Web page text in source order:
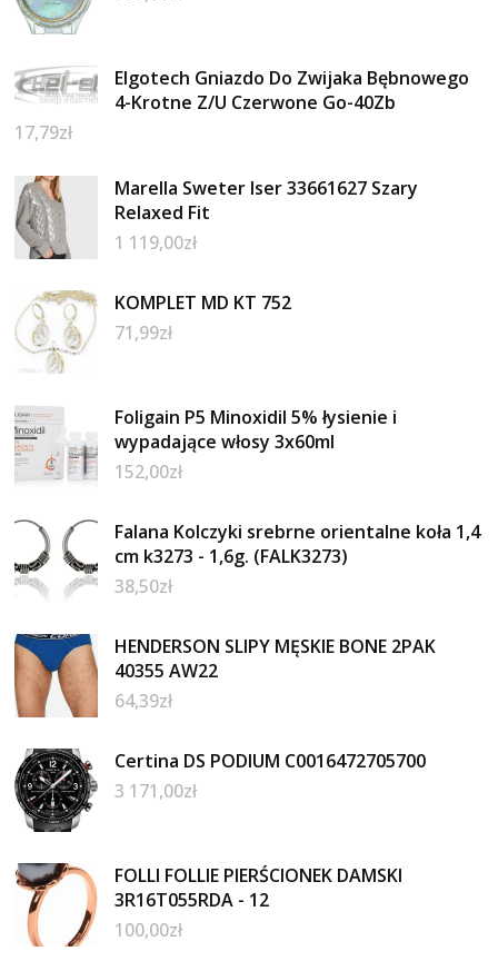
Elgotech Gniazdo Do Zwijaka Bębnowego
4-Krotne Z/U Czerwone Go-40Zb
17,79zł
Marella Sweter Iser 33661627 Szary
Relaxed Fit
1 119,00zł
KOMPLET MD KT 752
71,99zł
Foligain P5 Minoxidil 5% łysienie i
wypadające włosy 3x60ml
152,00zł
Falana Kolczyki srebrne orientalne koła 1,4
cm k3273 - 1,6g. (FALK3273)
38,50zł
HENDERSON SLIPY MĘSKIE BONE 2PAK
40355 AW22
64,39zł
Certina DS PODIUM C0016472705700
3 171,00zł
FOLLI FOLLIE PIERŚCIONEK DAMSKI
3R16T055RDA - 12
100,00zł